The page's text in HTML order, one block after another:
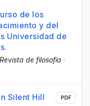
de los
y del
Universidad de
de filosofía ·
Silent Hill
PDF